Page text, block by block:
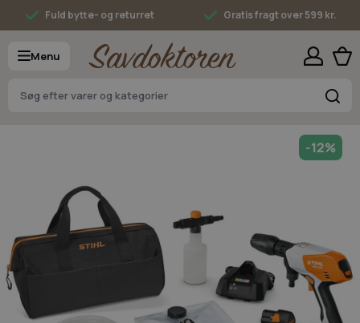
Skip to ContentFuld bytte- og returret Gratis fragt over 599 kr.
Menu
-12%